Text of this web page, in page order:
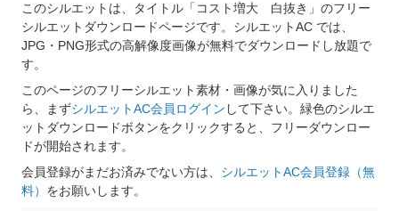
このシルエットは、タイトル「コスト増大 白抜き」のフリー
シルエットダウンロードページです。シルエットAC では、
JPG・PNG形式の高解像度画像が無料でダウンロードし放題で
す。
このページのフリーシルエット素材・画像が気に入りました
ら、まずシルエットAC会員ログイン して下さい。緑色のシルエ
ットダウンロードボタンをクリックすると、フリーダウンロー
ドが開始されます。
会員登録がまだお済みでない方は、 シルエットAC会員登録（無
料） をお願いします。